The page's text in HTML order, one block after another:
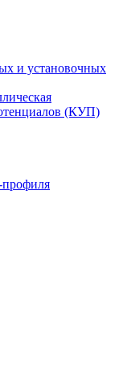
и установочных
(КУП)